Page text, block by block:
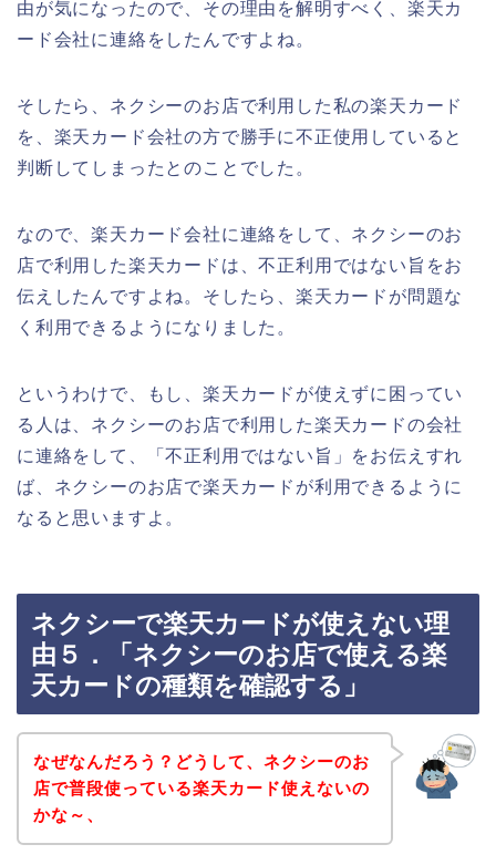
由が気になったので、その理由を解明すべく、楽天カ
ード会社に連絡をしたんですよね。
そしたら、ネクシーのお店で利用した私の楽天カード
を、楽天カード会社の方で勝手に不正使用していると
判断してしまったとのことでした。
なので、楽天カード会社に連絡をして、ネクシーのお
店で利用した楽天カードは、不正利用ではない旨をお
伝えしたんですよね。そしたら、楽天カードが問題な
く利用できるようになりました。
というわけで、もし、楽天カードが使えずに困ってい
る人は、ネクシーのお店で利用した楽天カードの会社
に連絡をして、「不正利用ではない旨」をお伝えすれ
ば、ネクシーのお店で楽天カードが利用できるように
なると思いますよ。
ネクシーで楽天カードが使えない理
由５．「ネクシーのお店で使える楽
天カードの種類を確認する」
なぜなんだろう？どうして、ネクシーのお
店で普段使っている楽天カード使えないの
かな～、